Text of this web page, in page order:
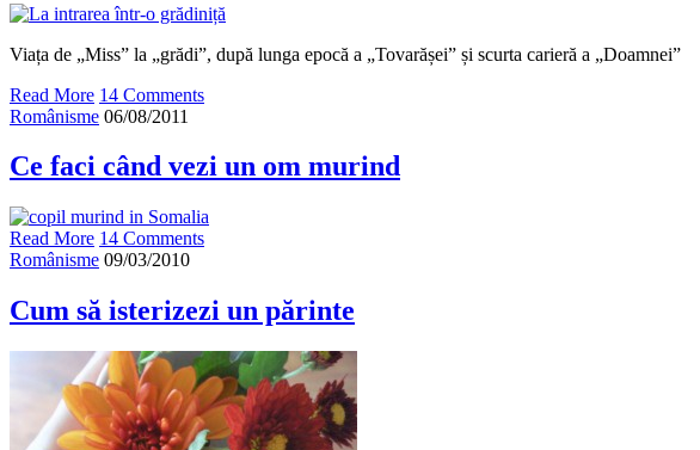
Viața de „Miss” la „grădi”, după lunga epocă a „Tovarășei” și scurta carieră a „Doamnei”
Read More 14 Comments
Românisme 06/08/2011
Ce faci când vezi un om murind
Read More 14 Comments
Românisme 09/03/2010
Cum să isterizezi un părinte